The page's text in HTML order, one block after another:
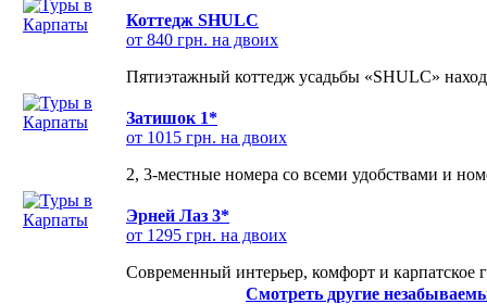
Коттедж SHULC
от 840 грн. на двоих
Пятиэтажный коттедж усадьбы «SHULC»
Затишок 1*
от 1015 грн. на двоих
2, 3-местные номера со всеми удобствами и
Эрней Лаз 3*
от 1295 грн. на двоих
Современный интерьер, комфорт и карпатское
Смотреть другие